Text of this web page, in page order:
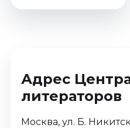
Адрес
литераторов
Москва, ул. Б.